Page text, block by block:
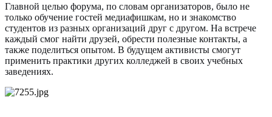
Главной целью форума, по словам организаторов, было не
только обучение гостей медиафишкам, но и знакомство
студентов из разных организаций друг с другом. На встрече
каждый смог найти друзей, обрести полезные контакты, а
также поделиться опытом. В будущем активисты смогут
применить практики других колледжей в своих учебных
заведениях.